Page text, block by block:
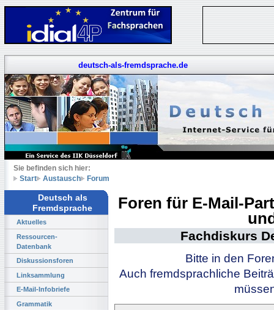
deutsch-als-fremdsprache.de
Sie befinden sich hier:
Start
Austausch Forum
Deutsch als
Fremdsprache
Aktuelles
Ressourcen-
Datenbank
Diskussionsforen
Linksammlung
E-Mail-Infobriefe
Grammatik
Foren für E-Mail-
Fachdiskurs
Bitte in den
Auch fremdsprachliche